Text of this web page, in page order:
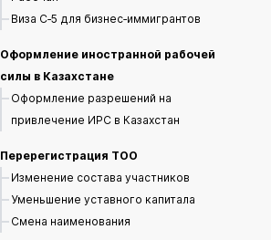
Виза С‑5 для бизнес‑иммигрантов
Оформление иностранной рабочей
силы в Казахстане
Оформление разрешений на
привлечение ИРС в Казахстан
Перерегистрация ТОО
Изменение состава участников
Уменьшение уставного капитала
Смена наименования